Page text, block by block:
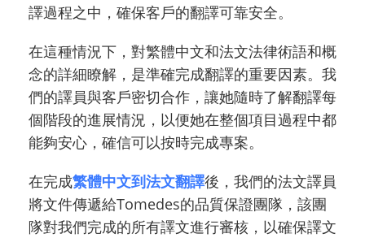
譯過程之中，確保客戶的翻譯可靠安全。
在這種情況下，對繁體中文和法文法律術語和概
念的詳細瞭解，是準確完成翻譯的重要因素。我
們的譯員與客戶密切合作，讓她隨時了解翻譯每
個階段的進展情況，以便她在整個項目過程中都
能夠安心，確信可以按時完成專案。
在完成繁體中文到法文翻譯後，我們的法文譯員
將文件傳遞給Tomedes的品質保證團隊，該團
隊對我們完成的所有譯文進行審核，以確保譯文